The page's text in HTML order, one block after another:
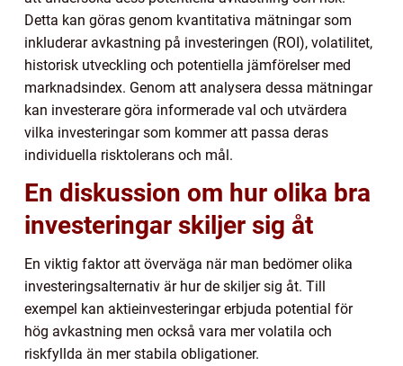
Detta kan göras genom kvantitativa mätningar som
inkluderar avkastning på investeringen (ROI), volatilitet,
historisk utveckling och potentiella jämförelser med
marknadsindex. Genom att analysera dessa mätningar
kan investerare göra informerade val och utvärdera
vilka investeringar som kommer att passa deras
individuella risktolerans och mål.
En diskussion om hur olika bra
investeringar skiljer sig åt
En viktig faktor att överväga när man bedömer olika
investeringsalternativ är hur de skiljer sig åt. Till
exempel kan aktieinvesteringar erbjuda potential för
hög avkastning men också vara mer volatila och
riskfyllda än mer stabila obligationer.